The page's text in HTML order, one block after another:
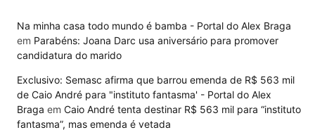
Na minha casa todo mundo é bamba - Portal do Alex Braga
em Parabéns: Joana Darc usa aniversário para promover
candidatura do marido
Exclusivo: Semasc afirma que barrou emenda de R$ 563 mil
de Caio André para "instituto fantasma' - Portal do Alex
Braga em Caio André tenta destinar R$ 563 mil para “instituto
fantasma”, mas emenda é vetada